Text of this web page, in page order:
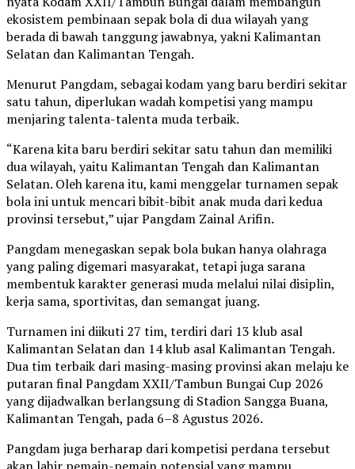
ekosistem pembinaan sepak bola di dua wilayah yang
berada di bawah tanggung jawabnya, yakni Kalimantan
Selatan dan Kalimantan Tengah.
Menurut Pangdam, sebagai kodam yang baru berdiri sekitar
satu tahun, diperlukan wadah kompetisi yang mampu
menjaring talenta-talenta muda terbaik.
“Karena kita baru berdiri sekitar satu tahun dan memiliki
dua wilayah, yaitu Kalimantan Tengah dan Kalimantan
Selatan. Oleh karena itu, kami menggelar turnamen sepak
bola ini untuk mencari bibit-bibit anak muda dari kedua
provinsi tersebut,” ujar Pangdam Zainal Arifin.
Pangdam menegaskan sepak bola bukan hanya olahraga
yang paling digemari masyarakat, tetapi juga sarana
membentuk karakter generasi muda melalui nilai disiplin,
kerja sama, sportivitas, dan semangat juang.
Turnamen ini diikuti 27 tim, terdiri dari 13 klub asal
Kalimantan Selatan dan 14 klub asal Kalimantan Tengah.
Dua tim terbaik dari masing-masing provinsi akan melaju ke
putaran final Pangdam XXII/Tambun Bungai Cup 2026
yang dijadwalkan berlangsung di Stadion Sangga Buana,
Kalimantan Tengah, pada 6–8 Agustus 2026.
Pangdam juga berharap dari kompetisi perdana tersebut